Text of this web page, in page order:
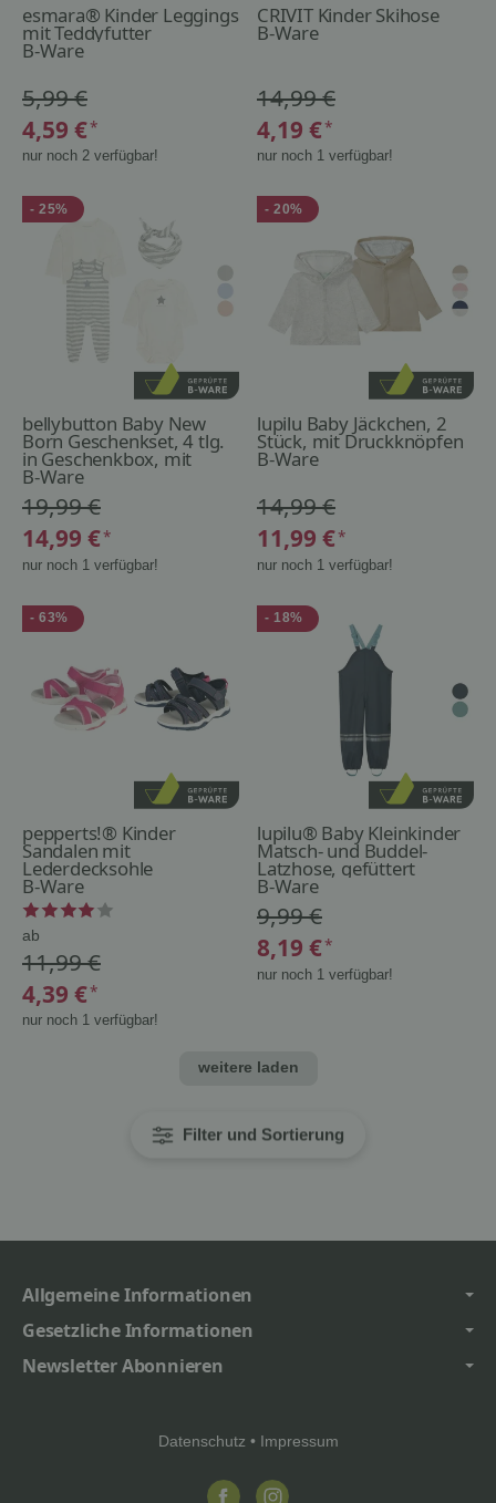
Filter und Sortierung
esmara® Kinder Leggings
mit Teddyfutter
B-Ware
5,99 €
4,59 €*
nur noch 2 verfügbar!
CRIVIT Kinder Skihose
B-Ware
14,99 €
4,19 €*
nur noch 1 verfügbar!
- 25%
bellybutton Baby New
Born Geschenkset, 4 tlg.
in Geschenkbox, mit
hohem Bio-
Baumwollanteil
B-Ware
19,99 €
14,99 €*
nur noch 1 verfügbar!
- 20%
lupilu Baby Jäckchen, 2
Stück, mit Druckknöpfen
B-Ware
14,99 €
11,99 €*
nur noch 1 verfügbar!
- 63%
pepperts!® Kinder
Sandalen mit
Lederdecksohle
B-Ware
ab
11,99 €
4,39 €*
nur noch 1 verfügbar!
- 18%
lupilu® Baby Kleinkinder
Matsch- und Buddel-
Latzhose, gefüttert
B-Ware
9,99 €
8,19 €*
nur noch 1 verfügbar!
weitere laden
Allgemeine Informationen
Gesetzliche Informationen
Newsletter Abonnieren
Datenschutz • Impressum